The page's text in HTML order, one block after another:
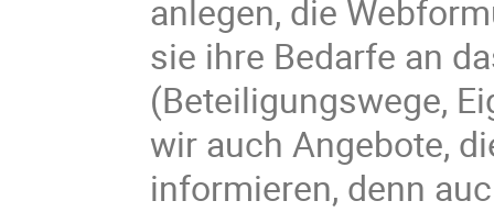
anlegen, die
sie ihre Bedarfe an
(Beteiligungswege,
wir auch Angebote,
informieren, denn